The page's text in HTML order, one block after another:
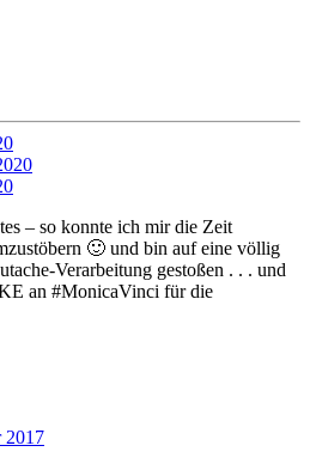
– so konnte ich mir die Zeit
🙂 und bin auf eine völlig
Verarbeitung gestoßen . . . und
an #MonicaVinci für die
2017